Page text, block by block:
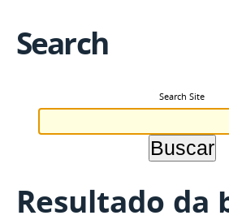
Search
Search Site
Resultado da